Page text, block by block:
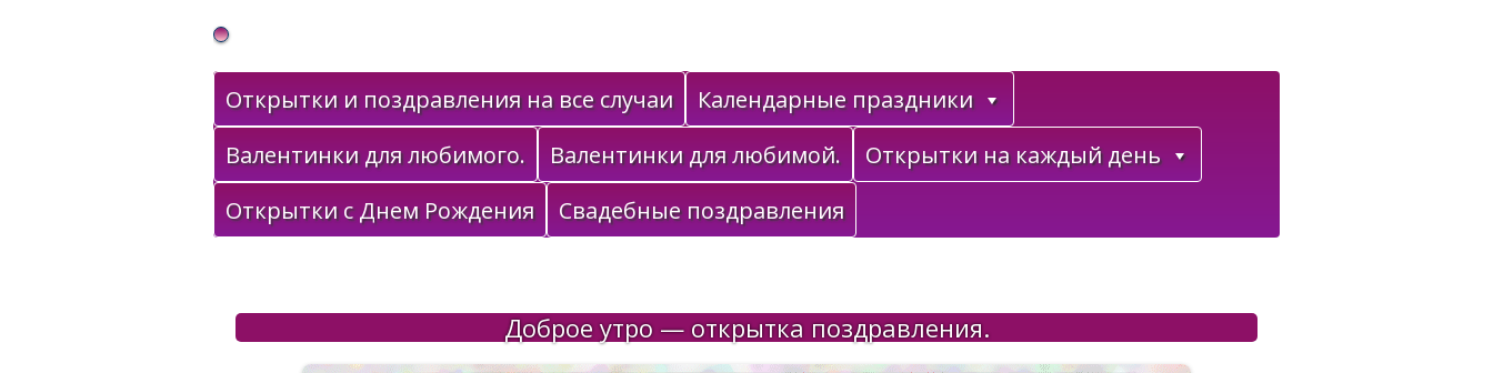
Gif Открытки в подарок
Открытки и поздравления на все случаи
Календарные праздники
Валентинки для любимого.
Валентинки для любимой.
Открытки на каждый день
Открытки с Днем Рождения
Свадебные поздравления
Доброе утро — открытка поздравления.